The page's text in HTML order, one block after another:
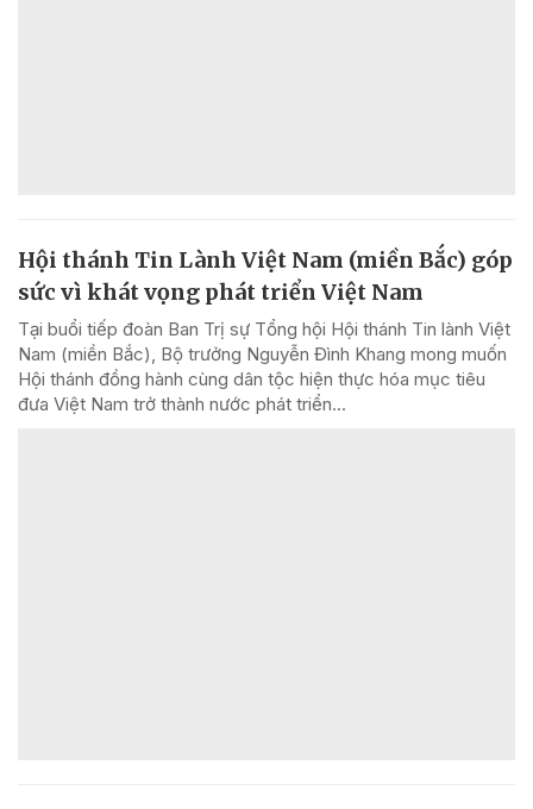
Hội thánh Tin Lành Việt Nam (miền Bắc) góp
sức vì khát vọng phát triển Việt Nam
Tại buổi tiếp đoàn Ban Trị sự Tổng hội Hội thánh Tin lành Việt
Nam (miền Bắc), Bộ trưởng Nguyễn Đình Khang mong muốn
Hội thánh đồng hành cùng dân tộc hiện thực hóa mục tiêu
đưa Việt Nam trở thành nước phát triển...